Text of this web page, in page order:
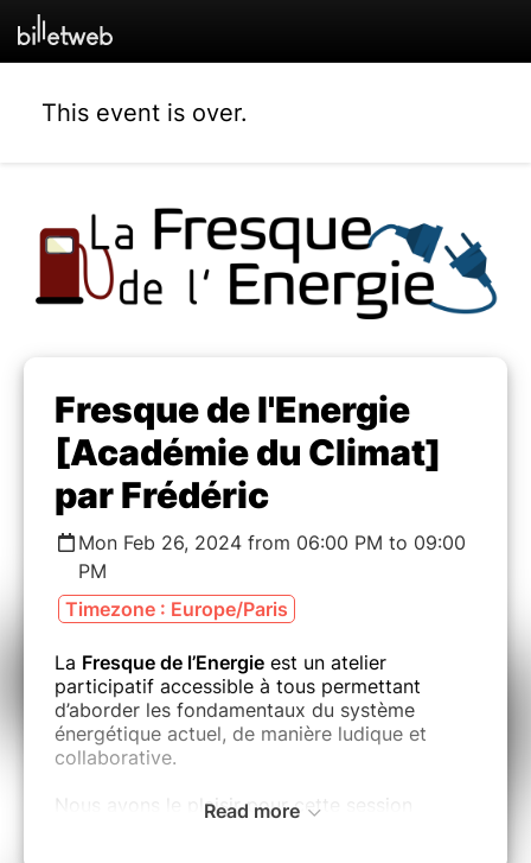
This event is over.
Fresque de l'Energie
[Académie du Climat]
par Frédéric
Mon Feb 26, 2024 from 06:00 PM to 09:00
PM
Timezone : Europe/Paris
La Fresque de l’Energie est un atelier
participatif accessible à tous permettant
d’aborder les fondamentaux du système
énergétique actuel, de manière ludique et
collaborative.
Nous avons le plaisir pour cette session
Read more